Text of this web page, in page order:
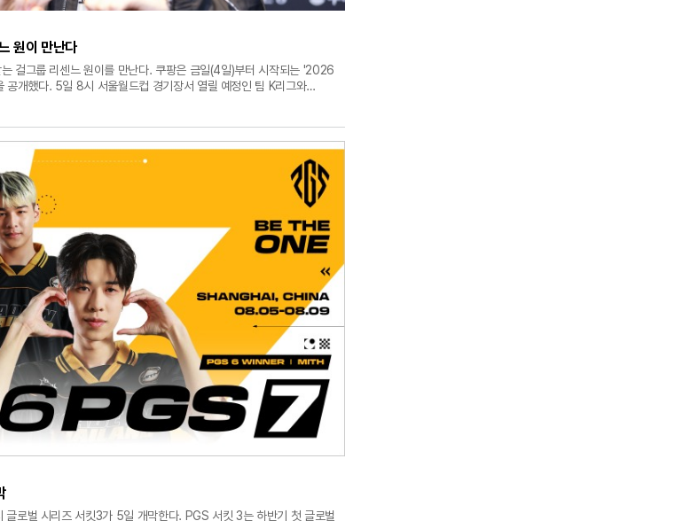
원이 만난다
걸그룹 리센느 원이를 만난다. 쿠팡은 금일(4일)부터 시작되는 '2026
공개했다. 5일 8시 서울월드컵 경기장서 열릴 예정인 팀 K리그와
룡시리즈어워즈에서 남자 신인예능인상을 수상하한 '큐가츠' 김규원과
출격한다. 9일 열리는 맨체스터 시티와 아틀레티코 마드리드의 게스트는
상태다. 평소 맨체스터 시티의
글로벌 시리즈 서킷3가 5일 개막한다. PGS 서킷 3는 하반기 첫 글로벌